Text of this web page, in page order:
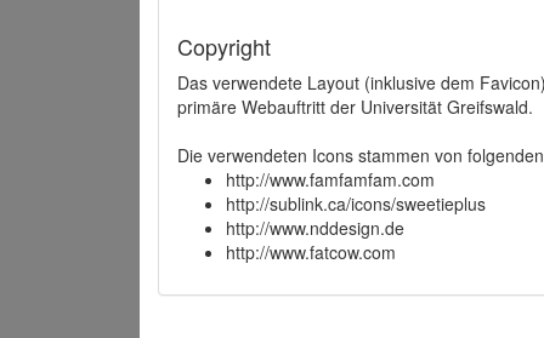
Copyright
Das verwendete Layout (inklusive dem
primäre Webauftritt der Universität Greifswald.
Die verwendeten Icons stammen von
http://www.famfamfam.com
http://sublink.ca/icons/sweetieplus
http://www.nddesign.de
http://www.fatcow.com